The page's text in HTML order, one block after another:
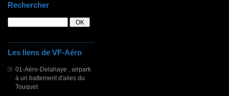
Rechercher
Les liens de VF-Aéro
01-Aéro-Delahaye , airpark
à un battement d'ailes du
Touquet